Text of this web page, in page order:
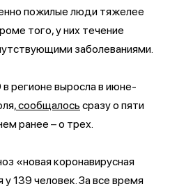
пожилые люди тяжелее
того, у них течение
заболеваниями.
регионе выросла в июне-
сообщалось сразу о пяти
ранее – о трех.
«новая коронавирусная
139 человек. За все время